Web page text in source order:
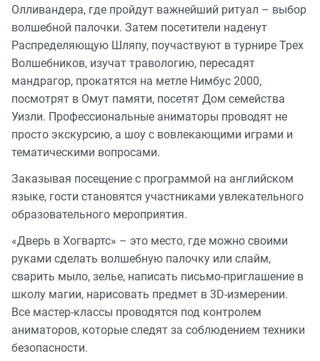
Олливандера, где пройдут важнейший ритуал – выбор
волшебной палочки. Затем посетители наденут
Распределяющую Шляпу, поучаствуют в турнире Трех
Волшебников, изучат травологию, пересадят
мандрагор, прокатятся на метле Нимбус 2000,
посмотрят в Омут памяти, посетят Дом семейства
Уизли. Профессиональные аниматоры проводят не
просто экскурсию, а шоу с вовлекающими играми и
тематическими вопросами.
Заказывая посещение с программой на английском
языке, гости становятся участниками увлекательного
образовательного мероприятия.
«Дверь в Хогвартс» – это место, где можно своими
руками сделать волшебную палочку или слайм,
сварить мыло, зелье, написать письмо-приглашение в
школу магии, нарисовать предмет в 3D-измерении.
Все мастер-классы проводятся под контролем
аниматоров, которые следят за соблюдением техники
безопасности.